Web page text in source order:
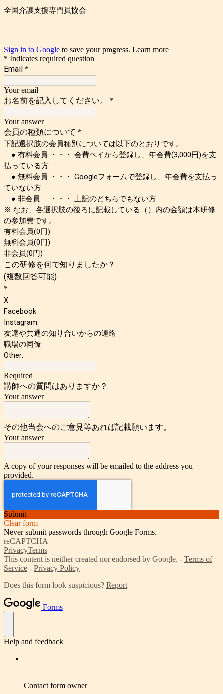
全国介護支援専門員協会
Sign in to Google to save your progress. Learn more
* Indicates required question
Email *
Your email
お名前を記入してください。 *
Your answer
会員の種類について *
下記選択肢の会員種別については以下のとおりです。
● 有料会員 ・・・ 会費ペイから登録し、年会費(3,000円)を支
払っている方
● 無料会員 ・・・ Googleフォームで登録し、年会費を支払っ
ていない方
● 非会員 ・・・ 上記のどちらでもない方
※ なお、各選択肢の後ろに記載している（）内の金額は本研修
の参加費です。
有料会員(0円)
無料会員(0円)
非会員(0円)
この研修を何で知りましたか？
(複数回答可能)
*
X
Facebook
Instagram
友達や共通の知り合いからの連絡
職場の同僚
Other:
Required
講師への質問はありますか？
Your answer
その他当会へのご意見等あれば記載願います。
Your answer
A copy of your responses will be emailed to the address you
provided.
Submit
Clear form
Never submit passwords through Google Forms.
reCAPTCHA
PrivacyTerms
This content is neither created nor endorsed by Google. - Terms of
Service - Privacy Policy
Does this form look suspicious? Report
Forms
Help and feedback
Contact form owner